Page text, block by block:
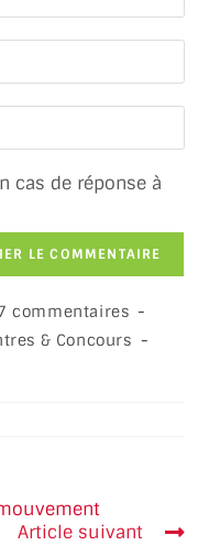
cas de réponse à
commentaires
& Concours
Article suivant